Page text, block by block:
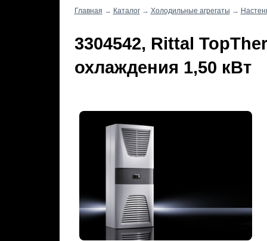
Главная → Каталог→ Холодильные агрегаты →
3304542, Rittal
охлаждения 1,50 кВт